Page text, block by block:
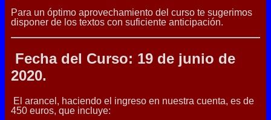
Para un óptimo aprovechamiento del curso te sugerimos
disponer de los textos con suficiente anticipación.
Fecha del Curso: 19 de junio de
2020.
El arancel, haciendo el ingreso en nuestra cuenta, es de
450 euros, que incluye: